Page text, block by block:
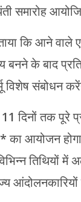
समारोह
कि आने वाले
के बाद
विशेष संबोधन
दिनों तक पूरे
का आयोजन
तिथियों में